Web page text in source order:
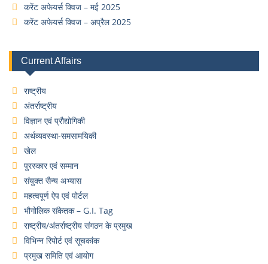
करेंट अफेयर्स क्विज – मई 2025
करेंट अफेयर्स क्विज – अप्रैल 2025
Current Affairs
राष्ट्रीय
अंतर्राष्ट्रीय
विज्ञान एवं प्रौद्योगिकी
अर्थव्यवस्था-समसामयिकी
खेल
पुरस्कार एवं सम्मान
संयुक्त सैन्य अभ्यास
महत्वपूर्ण ऐप एवं पोर्टल
भौगोलिक संकेतक – G.I. Tag
राष्ट्रीय/अंतर्राष्ट्रीय संगठन के प्रमुख
विभिन्न रिपोर्ट एवं सूचकांक
प्रमुख समिति एवं आयोग